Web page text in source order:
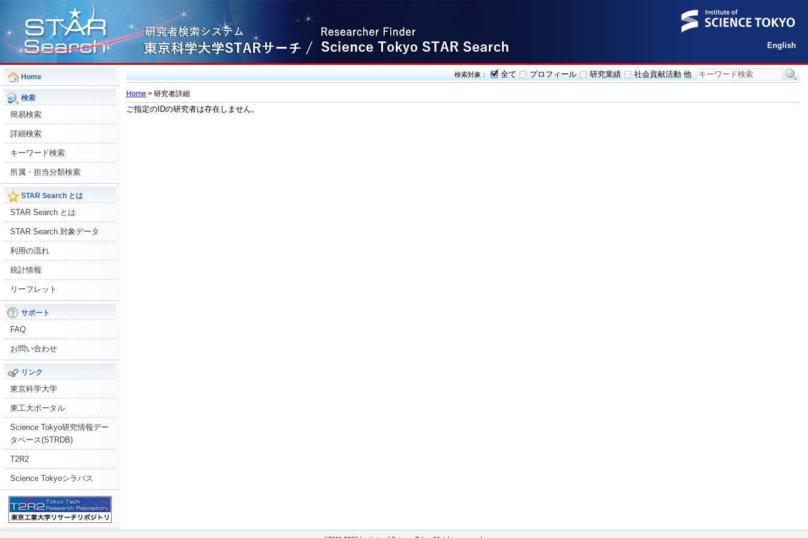
English
Home
検索
簡易検索
詳細検索
キーワード検索
所属・担当分類検索
STAR Search とは
STAR Search とは
STAR Search 対象データ
利用の流れ
統計情報
リーフレット
サポート
FAQ
お問い合わせ
リンク
東京科学大学
東工大ポータル
Science Tokyo研究情報デー
タベース(STRDB)
T2R2
Science Tokyoシラバス
検索対象： 全て プロフィール 研究業績 社会貢献活動 他
Home > 研究者詳細
ご指定のIDの研究者は存在しません。